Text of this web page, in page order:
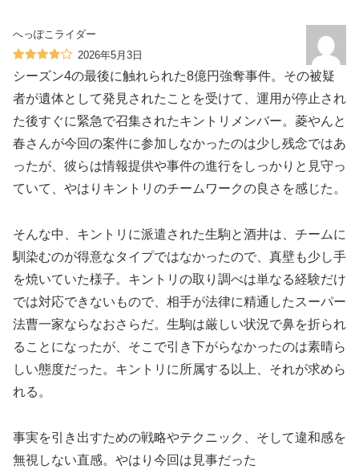
へっぽこライダー
2026年5月3日
シーズン4の最後に触れられた8億円強奪事件。その被疑
者が遺体として発見されたことを受けて、運用が停止され
た後すぐに緊急で召集されたキントリメンバー。菱やんと
春さんが今回の案件に参加しなかったのは少し残念ではあ
ったが、彼らは情報提供や事件の進行をしっかりと見守っ
ていて、やはりキントリのチームワークの良さを感じた。
そんな中、キントリに派遣された生駒と酒井は、チームに
馴染むのが得意なタイプではなかったので、真壁も少し手
を焼いていた様子。キントリの取り調べは単なる経験だけ
では対応できないもので、相手が法律に精通したスーパー
法曹一家ならなおさらだ。生駒は厳しい状況で鼻を折られ
ることになったが、そこで引き下がらなかったのは素晴ら
しい態度だった。キントリに所属する以上、それが求めら
れる。
事実を引き出すための戦略やテクニック、そして違和感を
無視しない直感。やはり今回は見事だった